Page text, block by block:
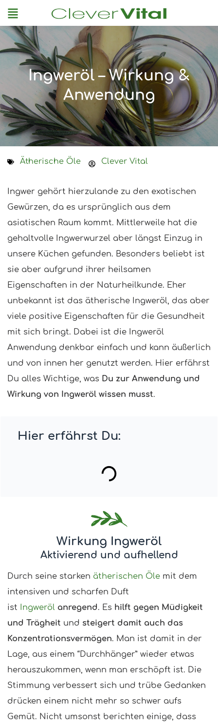
Menu
Ingweröl – Wirkung &
Anwendung
Ätherische Öle Clever Vital
Ingwer gehört hierzulande zu den exotischen
Gewürzen, da es ursprünglich aus dem
asiatischen Raum kommt. Mittlerweile hat die
gehaltvolle Ingwerwurzel aber längst Einzug in
unsere Küchen gefunden. Besonders beliebt ist
sie aber aufgrund ihrer heilsamen
Eigenschaften in der Naturheilkunde. Eher
unbekannt ist das ätherische Ingweröl, das aber
viele positive Eigenschaften für die Gesundheit
mit sich bringt. Dabei ist die Ingweröl
Anwendung denkbar einfach und kann äußerlich
und von innen her genutzt werden. Hier erfährst
Du alles Wichtige, was Du zur Anwendung und
Wirkung von Ingweröl wissen musst.
Hier erfährst Du:
Wirkung Ingweröl
Aktivierend und aufhellend
Durch seine starken ätherischen Öle mit dem
intensiven und scharfen Duft
ist
Ingweröl anregend. Es hilft gegen Müdigkeit
und Trägheit und steigert damit auch das
Konzentrationsvermögen. Man ist damit in der
Lage, aus einem “Durchhänger” wieder etwas
herauszukommen, wenn man erschöpft ist. Die
Stimmung verbessert sich und trübe Gedanken
drücken einem nicht mehr so schwer aufs
Gemüt. Nicht umsonst berichten einige, dass